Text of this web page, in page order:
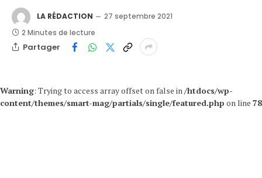
LA RÉDACTION
27 septembre 2021
2 Minutes de lecture
Partager
Warning: Trying to access array offset on false in/htdocs/wp-
content/themes/smart-mag/partials/single/featured.php on line 78